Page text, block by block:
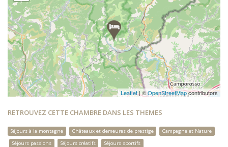
Leaflet| ©OpenStreetMapcontributors
RETROUVEZ CETTE CHAMBRE DANS LES THEMES
Séjours à la montagne Châteaux et demeures de prestige
Campagne et Nature
Séjours passions
Séjours créatifs Séjours sportifs